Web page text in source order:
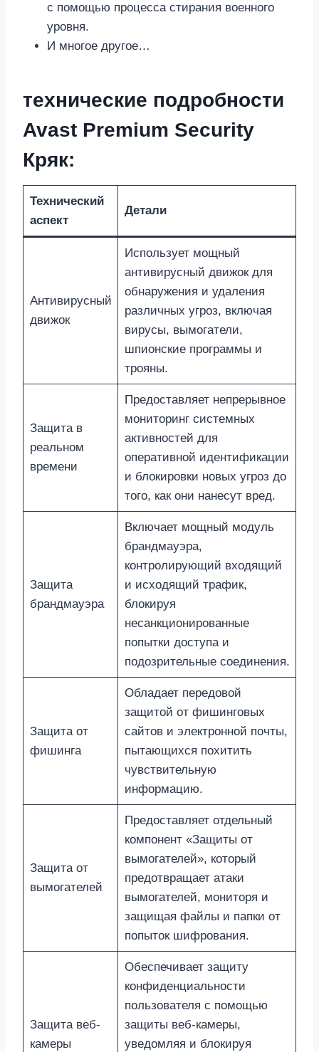
с помощью процесса стирания военного
уровня.
И многое другое…
технические подробности
Avast Premium Security
Кряк:
Технический
аспект
Детали
Антивирусный
движок
Использует мощный
антивирусный движок для
обнаружения и удаления
различных угроз, включая
вирусы, вымогатели,
шпионские программы и
трояны.
Защита в
реальном
времени
Предоставляет непрерывное
мониторинг системных
активностей для
оперативной идентификации
и блокировки новых угроз до
того, как они нанесут вред.
Защита
брандмауэра
Включает мощный модуль
брандмауэра,
контролирующий входящий
и исходящий трафик,
блокируя
несанкционированные
попытки доступа и
подозрительные соединения.
Защита от
фишинга
Обладает передовой
защитой от фишинговых
сайтов и электронной почты,
пытающихся похитить
чувствительную
информацию.
Защита от
вымогателей
Предоставляет отдельный
компонент «Защиты от
вымогателей», который
предотвращает атаки
вымогателей, мониторя и
защищая файлы и папки от
попыток шифрования.
Защита веб-
камеры
Обеспечивает защиту
конфиденциальности
пользователя с помощью
защиты веб-камеры,
уведомляя и блокируя